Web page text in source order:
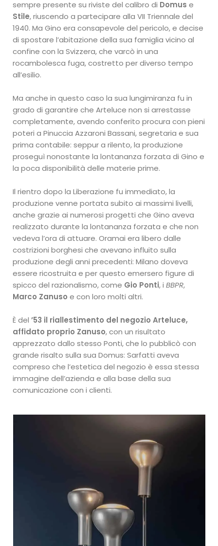
sempre presente su riviste del calibro di Domus e
Stile, riuscendo a partecipare alla VII Triennale del
1940. Ma Gino era consapevole del pericolo, e decise
di spostare l’abitazione della sua famiglia vicino al
confine con la Svizzera, che varcò in una
rocambolesca fuga, costretto per diverso tempo
all’esilio.
Ma anche in questo caso la sua lungimiranza fu in
grado di garantire che Arteluce non si arrestasse
completamente, avendo conferito procura con pieni
poteri a Pinuccia Azzaroni Bassani, segretaria e sua
prima contabile: seppur a rilento, la produzione
proseguì nonostante la lontananza forzata di Gino e
la poca disponibilità delle materie prime.
Il rientro dopo la Liberazione fu immediato, la
produzione venne portata subito ai massimi livelli,
anche grazie ai numerosi progetti che Gino aveva
realizzato durante la lontananza forzata e che non
vedeva l’ora di attuare. Oramai era libero dalle
costrizioni borghesi che avevano influito sulla
produzione degli anni precedenti: Milano doveva
essere ricostruita e per questo emersero figure di
spicco del razionalismo, come Gio Ponti, iBBPR,
Marco Zanuso e con loro molti altri.
È del’53 il riallestimento del negozio Arteluce,
affidato proprio Zanuso, con un risultato
apprezzato dallo stesso Ponti, che lo pubblicò con
grande risalto sulla sua Domus: Sarfatti aveva
compreso che l’estetica del negozio è essa stessa
immagine dell’azienda e alla base della sua
comunicazione con i clienti.